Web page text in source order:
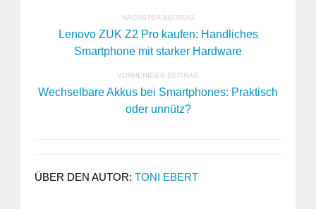
NÄCHSTER BEITRAG
Lenovo ZUK Z2 Pro kaufen: Handliches
Smartphone mit starker Hardware
VORHERIGER BEITRAG
Wechselbare Akkus bei Smartphones: Praktisch
oder unnütz?
ÜBER DEN AUTOR: TONI EBERT